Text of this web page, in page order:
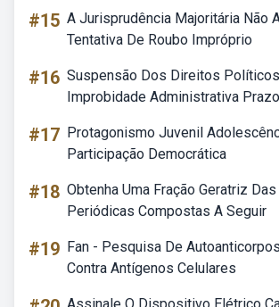
#15 A Jurisprudência Majoritária Não
Tentativa De Roubo Impróprio
#16 Suspensão Dos Direitos
Improbidade Administrativa Prazo
#17 Protagonismo Juvenil
Participação Democrática
#18 Obtenha Uma Fração Geratriz
Periódicas Compostas A Seguir
#19 Fan - Pesquisa De
Contra Antígenos Celulares